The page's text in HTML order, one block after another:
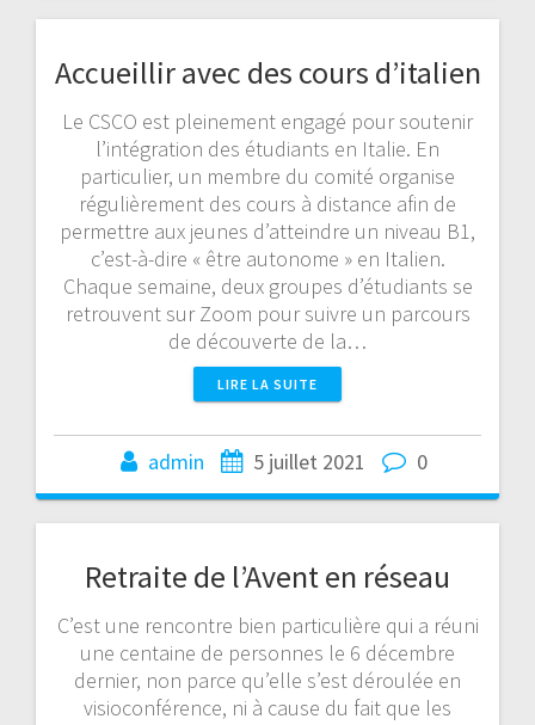
Accueillir avec des cours d’italien
Le CSCO est pleinement engagé pour soutenir
l’intégration des étudiants en Italie. En
particulier, un membre du comité organise
régulièrement des cours à distance afin de
permettre aux jeunes d’atteindre un niveau B1,
c’est-à-dire « être autonome » en Italien.
Chaque semaine, deux groupes d’étudiants se
retrouvent sur Zoom pour suivre un parcours
de découverte de la…
LIRE LA SUITE
admin 5 juillet 2021 0
Retraite de l’Avent en réseau
C’est une rencontre bien particulière qui a réuni
une centaine de personnes le 6 décembre
dernier, non parce qu’elle s’est déroulée en
visioconférence, ni à cause du fait que les